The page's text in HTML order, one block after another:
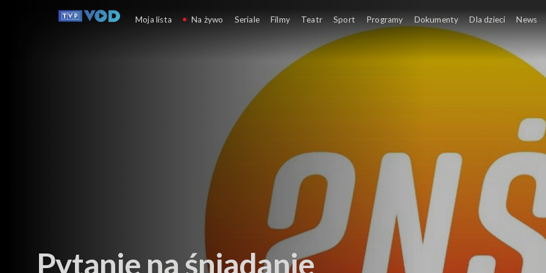
Pytanie na śniadanie
Moja lista Na żywo Seriale Filmy Teatr Sport Programy Dokumenty Dla dzieci News